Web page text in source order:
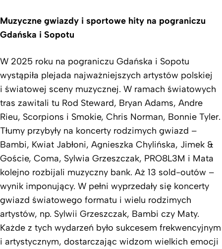
Muzyczne gwiazdy i sportowe hity na pograniczu
Gdańska i Sopotu
W 2025 roku na pograniczu Gdańska i Sopotu
wystąpiła plejada najważniejszych artystów polskiej
i światowej sceny muzycznej. W ramach światowych
tras zawitali tu Rod Steward, Bryan Adams, Andre
Rieu, Scorpions i Smokie, Chris Norman, Bonnie Tyler.
Tłumy przybyły na koncerty rodzimych gwiazd –
Bambi, Kwiat Jabłoni, Agnieszka Chylińska, Jimek &
Goście, Coma, Sylwia Grzeszczak, PRO8L3M i Mata
kolejno rozbijali muzyczny bank. Aż 13 sold-outów –
wynik imponujący. W pełni wyprzedały się koncerty
gwiazd światowego formatu i wielu rodzimych
artystów, np. Sylwii Grzeszczak, Bambi czy Maty.
Każde z tych wydarzeń było sukcesem frekwencyjnym
i artystycznym, dostarczając widzom wielkich emocji